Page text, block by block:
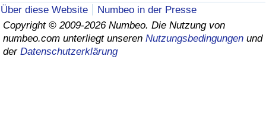
Über diese Website
Numbeo in der Presse
Copyright © 2009-2026 Numbeo. Die Nutzung von
numbeo.com unterliegt unseren Nutzungsbedingungen und
der Datenschutzerklärung
Kriminalitäts-Index
Kriminalitätsindex nach Land